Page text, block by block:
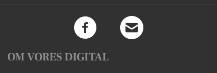
OM VORES DIGITAL